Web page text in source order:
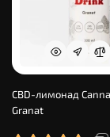
CBD-лимонад
Granat